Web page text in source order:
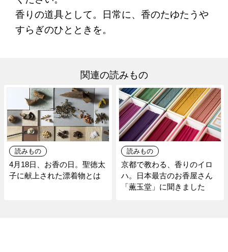
香りの道具として。日常に、香のたゆたうや
すらぎのひとときを。
関連の読みもの
読みもの
4月18日、お香の日。聖徳太
子に献上された漂着物とは
読みもの
京都で教わる、香りのイロ
ハ。日本最古のお香屋さん
「薫玉堂」に聞きました